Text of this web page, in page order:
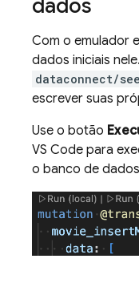
dados
Com o emulador
dados iniciais
dataconnect/
escrever suas
Use o botão
VS Code para
o banco de